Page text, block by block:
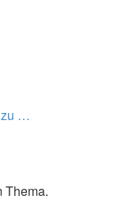
zu …
Thema.